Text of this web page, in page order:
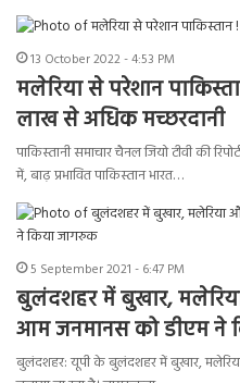
13 October 2022 - 4:53 PM
मलेरिया से परेशान
लाख से अधिक मच्छरदानी
पाकिस्तानी समाचार चैनल जियो टीवी की
में, बाढ़ प्रभावित पाकिस्तान भारत…
5 September 2021 - 6:47 PM
बुलंदशहर में बुखार,
आम जनमानस को डीएम ने
बुलंदशहर: यूपी के बुलंदशहर में बुखार,